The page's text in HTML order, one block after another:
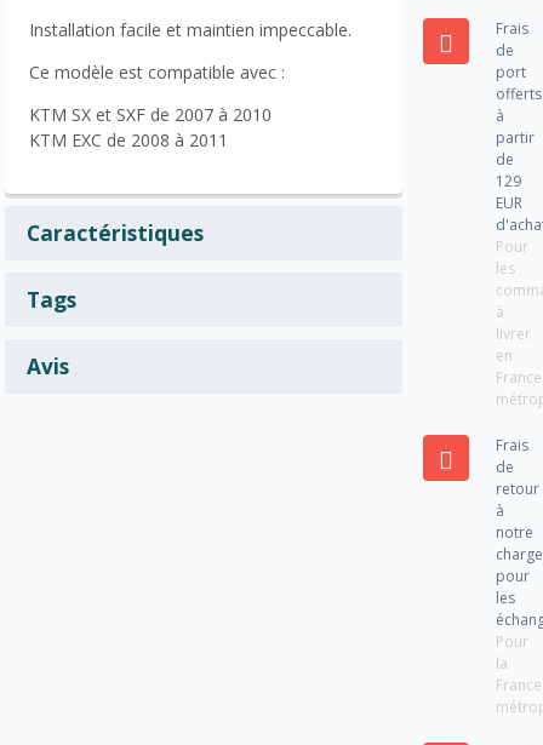
Installation facile et maintien impeccable.
Ce modèle est compatible avec :
KTM SX et SXF de 2007 à 2010
KTM EXC de 2008 à 2011
Caractéristiques
Tags
Avis
Frais
de
port
offerts
à
partir
de
129
EUR
Pour
les
à
livrer
en
France
Frais
de
retour
à
notre
charge
pour
les
Pour
la
France